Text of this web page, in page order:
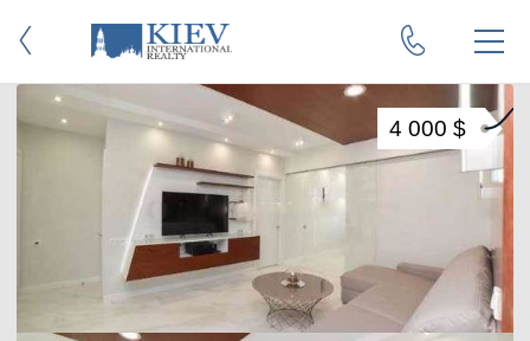
4 000 $